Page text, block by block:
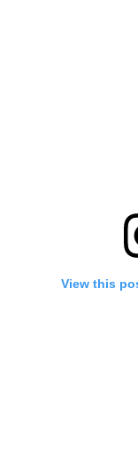
View this